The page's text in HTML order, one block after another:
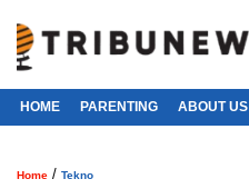
HOME PARENTING ABOUT US
Home / Tekno